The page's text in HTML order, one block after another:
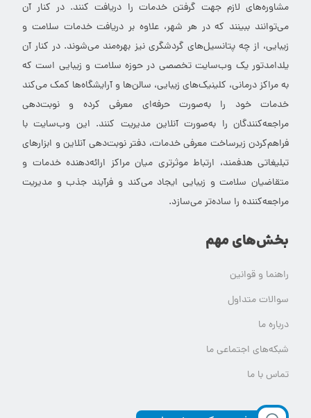
مشاوره‌های لازم جهت گرفتن خدمات را دریافت کنند. در کنار آن
می‌توانند ببینند که در هر شهر، علاوه بر دریافت خدمات سلامت و
زیبایی، از چه پتانسیل‌های گردشگری نیز بهره‌مند می‌شوند. در کنار آن
یلدامدتور یک وب‌سایت تخصصی در حوزه سلامت و زیبایی است که
به مراکز درمانی، کلینیک‌های زیبایی، سالن‌ها و آرایشگاه‌ها کمک می‌کند
خدمات خود را به‌صورت حرفه‌ای معرفی کرده و نوبت‌دهی
مراجعه‌کنندگان را به‌صورت آنلاین مدیریت کنند. این وب‌سایت با
فراهم‌کردن زیرساخت معرفی خدمات، دفتر نوبت‌دهی آنلاین و ابزارهای
تبلیغاتی هدفمند، ارتباط موثرتری میان مراکز ارائه‌دهنده خدمات و
متقاضیان سلامت و زیبایی ایجاد می‌کند و فرآیند جذب و مدیریت
مراجعه‌کننده را ساده‌تر می‌سازد.
بخش‌های مهم
راهنما و قوانین
سوالات متداول
درباره ما
شبکه‌های اجتماعی ما
تماس با ما